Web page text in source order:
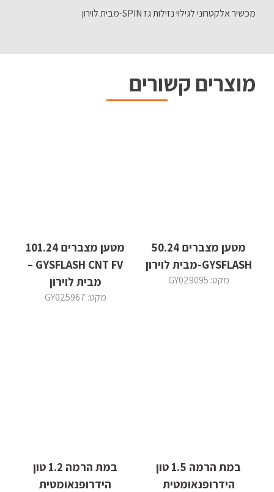
מכשיר אלקטרוני לגילוי נזילות גז SPIN-מבית לוירון
מוצרים קשורים
מטען מצברים 50.24
GYSFLASH-מבית לוירון
מקט: GY029095
מטען מצברים 101.24
GYSFLASH CNT FV –
מבית לוירון
מקט: GY025967
במת הרמה 1.5 טון
הידרופנאומטית
במת הרמה 1.2 טון
הידרופנאומטית